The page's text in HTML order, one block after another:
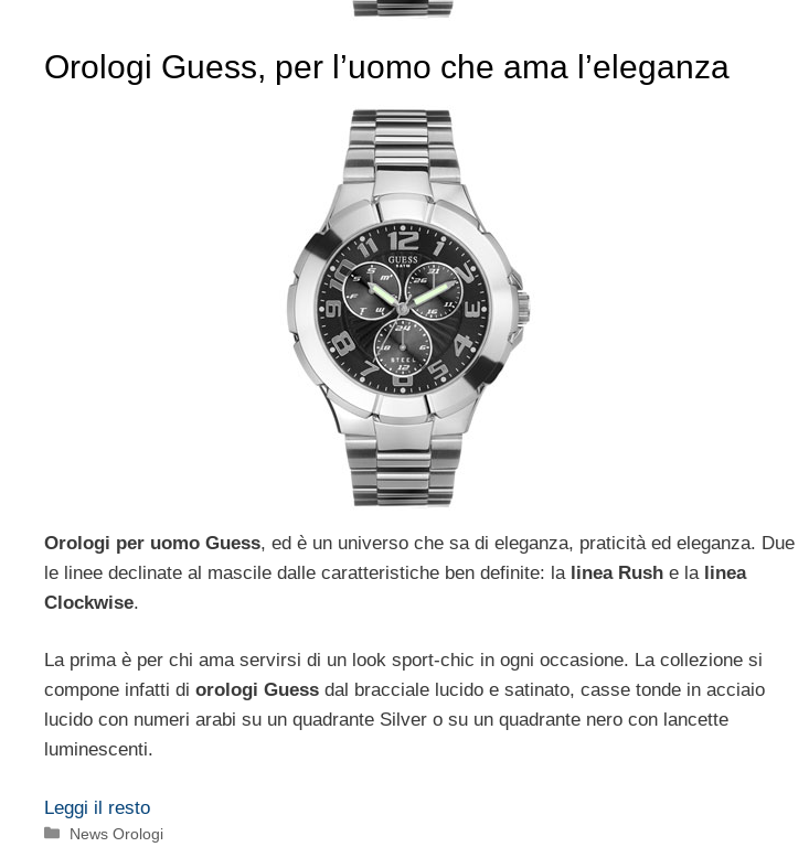
Orologi Guess, per l’uomo che ama l’eleganza
Orologi per uomo Guess, ed è un universo che sa di eleganza, praticità ed eleganza. Due
le linee declinate al mascile dalle caratteristiche ben definite: la linea Rush e la linea
Clockwise.
La prima è per chi ama servirsi di un look sport-chic in ogni occasione. La collezione si
compone infatti di orologi Guess dal bracciale lucido e satinato, casse tonde in acciaio
lucido con numeri arabi su un quadrante Silver o su un quadrante nero con lancette
luminescenti.
Leggi il resto
Categorie
News Orologi